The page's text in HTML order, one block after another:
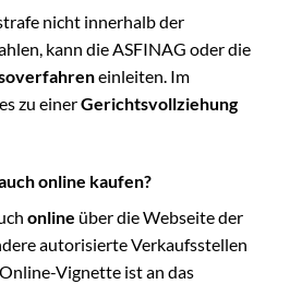
nicht innerhalb der
kann die ASFINAG oder die
einleiten. Im
zu einerGerichtsvollziehung
online kaufen?
online über die Webseite der
autorisierte Verkaufsstellen
Vignette ist an das